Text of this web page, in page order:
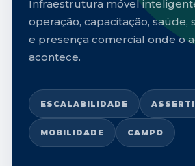
Infraestrutura móvel
operação, capacitação, saúde,
e presença comercial onde o
acontece.
ESCALABILIDADE
MOBILIDADE CAMPO